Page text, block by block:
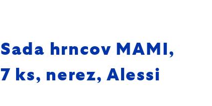
Sada hrncov MAMI,
7 ks, nerez, Alessi